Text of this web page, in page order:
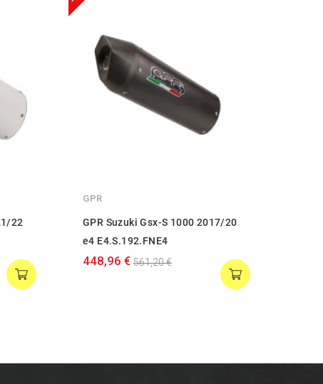
22
GPR
GPR Suzuki Gsx-S 1000 2017/20
e4 E4.S.192.FNE4
448,96 € 561,20 €